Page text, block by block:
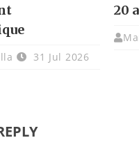
31 Jul 2026
20